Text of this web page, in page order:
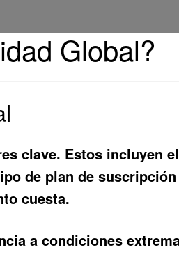
Global?
clave. Estos incluyen
de plan de
cuesta.
a condiciones